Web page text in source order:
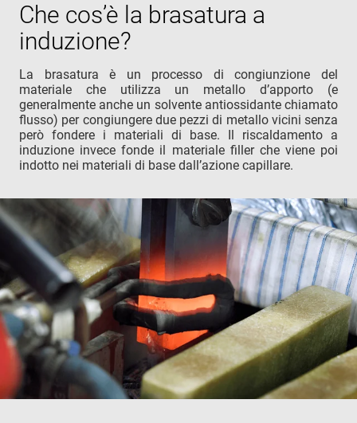
Che cos’è la brasatura a
induzione?
La brasatura è un processo di congiunzione del
materiale che utilizza un metallo d’apporto (e
generalmente anche un solvente antiossidante chiamato
flusso) per congiungere due pezzi di metallo vicini senza
però fondere i materiali di base. Il riscaldamento a
induzione invece fonde il materiale filler che viene poi
indotto nei materiali di base dall’azione capillare.